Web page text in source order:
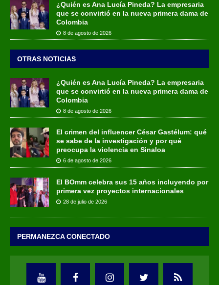
¿Quién es Ana Lucía Pineda? La empresaria
que se convirtió en la nueva primera dama de
Colombia
8 de agosto de 2026
OTRAS NOTICIAS
¿Quién es Ana Lucía Pineda? La empresaria
que se convirtió en la nueva primera dama de
Colombia
8 de agosto de 2026
El crimen del influencer César Gastélum: qué
se sabe de la investigación y por qué
preocupa la violencia en Sinaloa
6 de agosto de 2026
El BOmm celebra sus 15 años incluyendo por
primera vez proyectos internacionales
28 de julio de 2026
PERMANEZCA CONECTADO